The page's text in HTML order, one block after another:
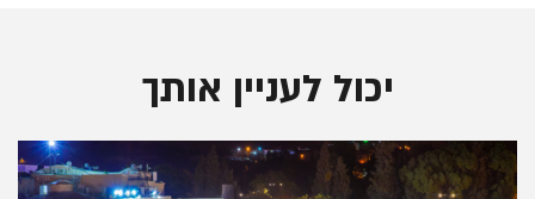
יכול לעניין אותך